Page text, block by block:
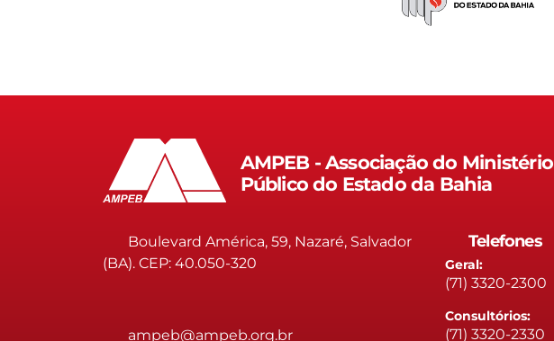
AMPEB - Associação do Ministério
Público do Estado da Bahia
Boulevard América, 59, Nazaré, Salvador
(BA). CEP: 40.050-320
ampeb@ampeb.org.br
Telefones
Geral:
(71) 3320-2300
Consultórios:
(71) 3320-2330